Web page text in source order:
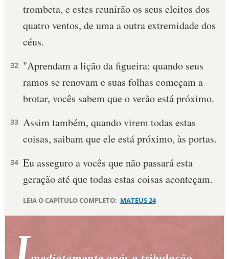
TERMO BÍBLICO JOGOS
trombeta, e estes reunirão os seus eleitos dos
quatro ventos, de uma a outra extremidade dos
céus.
32 "Aprendam a lição da figueira: quando seus
ramos se renovam e suas folhas começam a
brotar, vocês sabem que o verão está próximo.
33 Assim também, quando virem todas estas
coisas, saibam que ele está próximo, às portas.
34 Eu asseguro a vocês que não passará esta
geração até que todas estas coisas aconteçam.
LEIA O CAPÍTULO COMPLETO: MATEUS 24